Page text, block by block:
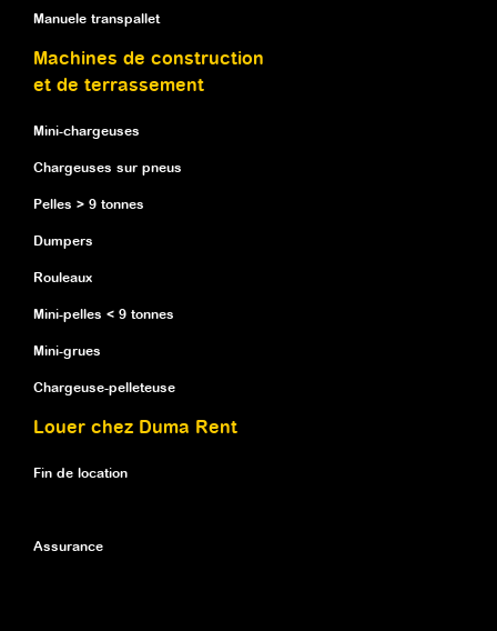
Manuele transpallet
Machines de construction
et de terrassement
Mini-chargeuses
Chargeuses sur pneus
Pelles > 9 tonnes
Dumpers
Rouleaux
Mini-pelles < 9 tonnes
Mini-grues
Chargeuse-pelleteuse
Louer chez Duma Rent
Fin de location
Assurance